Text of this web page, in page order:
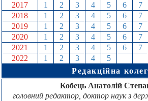
2017
1 2 3 4 5 6 7
2018
1 2 3 4 5 6 7
2019
1 2 3 4 5 6 7
2020
1 2 3 4 5 6 7
2021
1 2 3 4 5 6 7
2022
1 2 3 4 5
Редакційна
Кобець Анатолій
головний редактор, доктор наук з